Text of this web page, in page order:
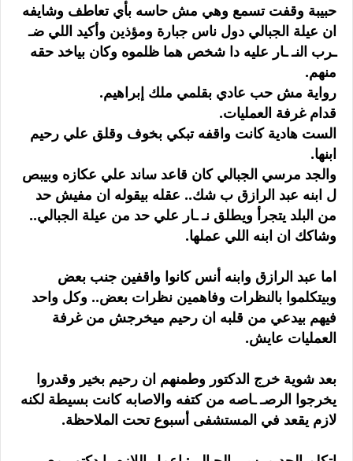
حبيبة وقفت تسمع وهي مش حاسه بأي تعاطف وشايفه
ان عيلة الجبالي دول ناس جبارة ومؤذين وأكيد اللي ضـ
ـرب النـ ـار عليه دا شخص هما ظلموه وكان بياخد حقه
منهم.
رواية مش حب عادي بقلمي ملك إبراهيم.
قدام غرفة العمليات.
الست هادية كانت واقفه تبكي بخوف وقلق علي رحيم
ابنها.
والجد مرسي الجبالي كان قاعد ساند علي عكازه وبيبص
ل ابنه عبد الرازق ب شك.. عقله بيقوله ان مفيش حد
من البلد يتجرأ ويطلق نـ ـار علي حد من عيلة الجبالي..
وشاكك ان ابنه اللي عملها.
اما عبد الرازق وابنه أنس كانوا واقفين جنب بعض
وبيتكلموا بالنظرات وفاهمين نظرات بعض.. وكل واحد
فيهم بيدعي من قلبه ان رحيم ميخرجش من غرفة
العمليات عايش.
بعد شوية خرج الدكتور وطمنهم ان رحيم بخير وقدروا
يخرجوا الرصـ ـاصه من كتفه والاصابه كانت بسيطة لكنه
لازم يقعد في المستشفى أسبوع تحت الملاحظة.